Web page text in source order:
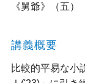
《舅爺》（五）
講義概要
比較的平易な小